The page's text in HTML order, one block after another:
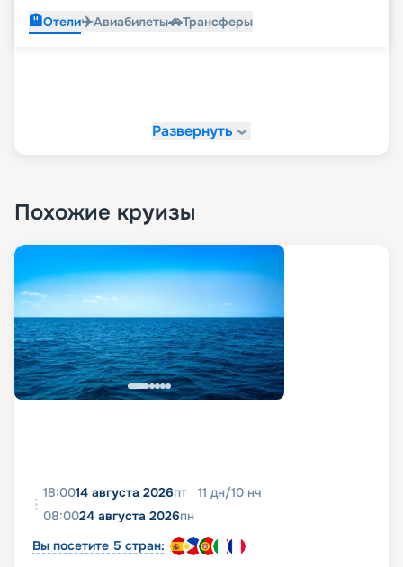
🏨Отели✈️Авиабилеты🚗Трансферы
Развернуть
Похожие круизы
18:0014 августа 2026пт 11 дн/10 нч
08:0024 августа 2026пн
Вы посетите 5 стран: